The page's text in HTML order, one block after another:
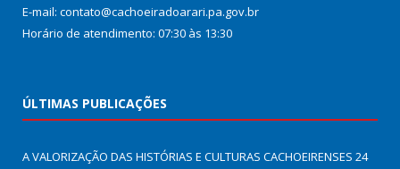
E-mail: contato@cachoeiradoarari.pa.gov.br
Horário de atendimento: 07:30 às 13:30
ÚLTIMAS PUBLICAÇÕES
A VALORIZAÇÃO DAS HISTÓRIAS E CULTURAS CACHOEIRENSES 24